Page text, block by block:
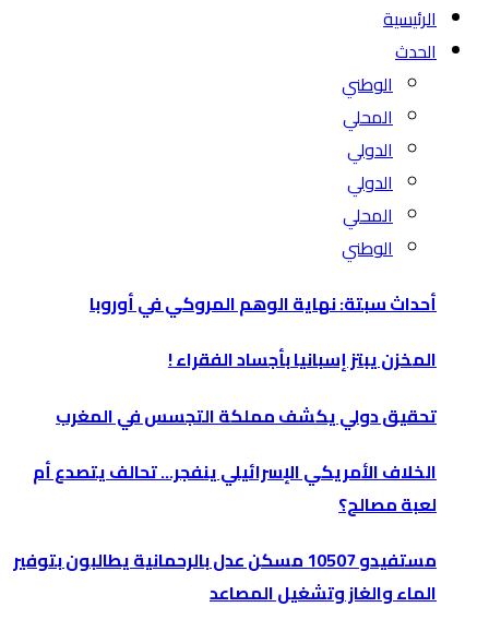
الرئيسية
الحدث
الوطني
المحلي
الدولي
الدولي
المحلي
الوطني
أحداث سبتة: نهاية الوهم المروكي في أوروبا
المخزن يبتز إسبانيا بأجساد الفقراء !
تحقيق دولي يكشف مملكة التجسس في المغرب
الخلاف الأمريكي الإسرائيلي ينفجر… تحالف يتصدع أم
لعبة مصالح؟
مستفيدو 10507 مسكن عدل بالرحمانية يطالبون بتوفير
الماء والغاز وتشغيل المصاعد